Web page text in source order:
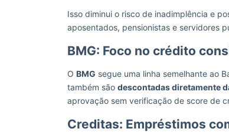
Isso diminui o risco de inadimplência e
aposentados, pensionistas e servidores
BMG: Foco no crédito
O BMG segue uma linha semelhante ao
também são descontadas diretamente
aprovação sem verificação de score de
Creditas: Empréstimos